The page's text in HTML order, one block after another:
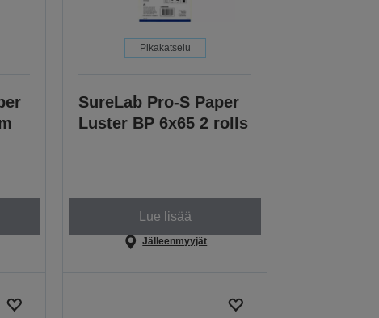
Pikakatselu
SureLab Pro-S Paper
Luster BP 6x65 2 rolls
Lue lisää
Jälleenmyyjät